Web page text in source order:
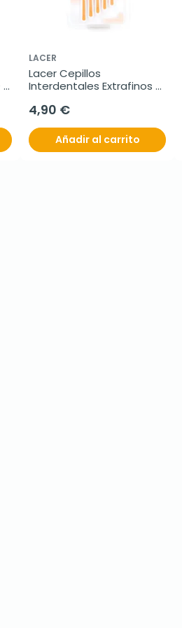
LACER
Lacer Cepillos
Interdentales Extrafinos
4,90 €
Añadir al carrito